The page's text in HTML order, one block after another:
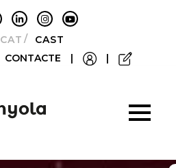
CATALÀCASTELLANO
CONTACTE | |